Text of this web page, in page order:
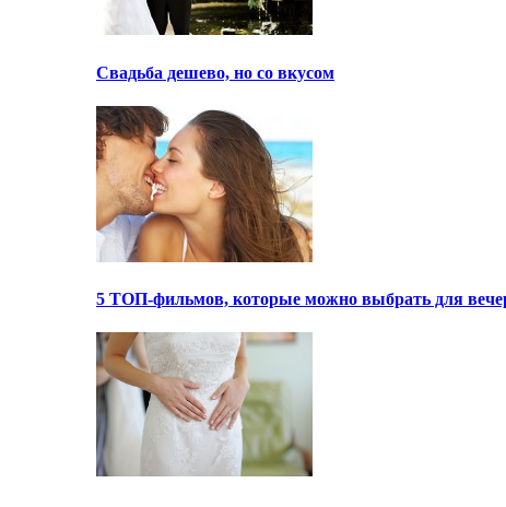
Свадьба дешево, но со вкусом
5 ТОП-фильмов, которые можно выбрать для